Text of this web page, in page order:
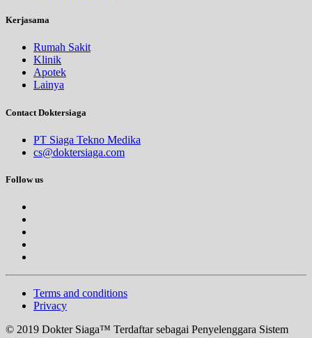
Kerjasama
Rumah Sakit
Klinik
Apotek
Lainya
Contact Doktersiaga
PT Siaga Tekno Medika
cs@doktersiaga.com
Follow us
Terms and conditions
Privacy
© 2019 Dokter Siaga™ Terdaftar sebagai Penyelenggara Sistem